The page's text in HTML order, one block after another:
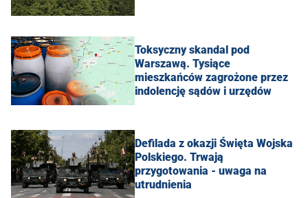
Toksyczny skandal pod
Warszawą. Tysiące
mieszkańców zagrożone przez
indolencję sądów i urzędów
Defilada z okazji Święta Wojska
Polskiego. Trwają
przygotowania - uwaga na
utrudnienia